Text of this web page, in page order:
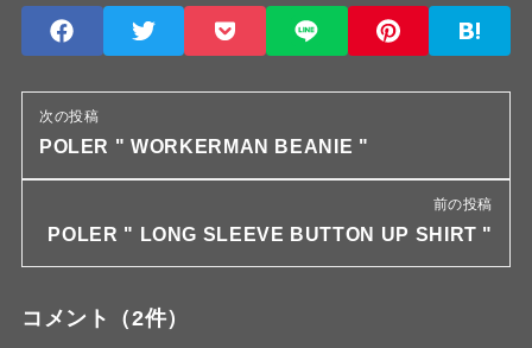
次の投稿
POLER " WORKERMAN BEANIE "
前の投稿
POLER " LONG SLEEVE BUTTON UP SHIRT "
コメント （2件）